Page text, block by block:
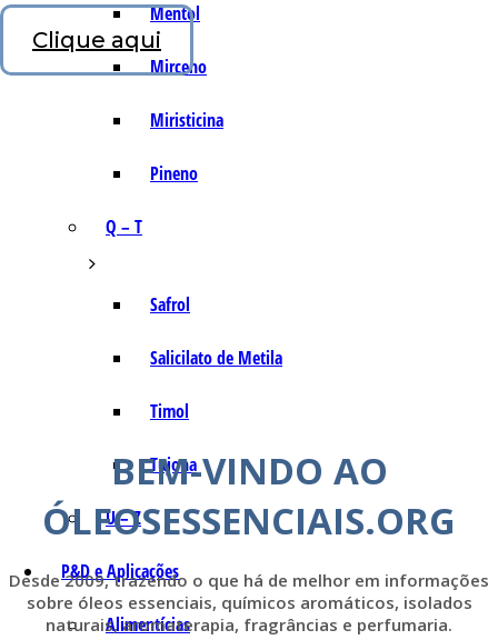
Mentol
Mirceno
Miristicina
Pineno
Q – T
Safrol
Salicilato de Metila
Timol
Tujona
U – Z
P&D e Aplicações
Alimentícias
Clique aqui
BEM-VINDO AO
ÓLEOSESSENCIAIS.ORG
Desde 2009, trazendo o que há de melhor em informações
sobre óleos essenciais, químicos aromáticos, isolados
naturais, aromaterapia, fragrâncias e perfumaria.